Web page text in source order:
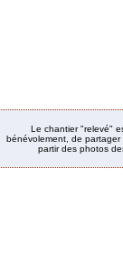
Le chantier "relevé"
bénévolement, de partager
partir des photos